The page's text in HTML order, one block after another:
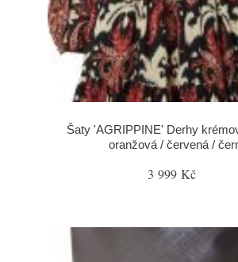
Šaty 'AGRIPPINE' Derhy
oranžová / červená /
3 999 Kč